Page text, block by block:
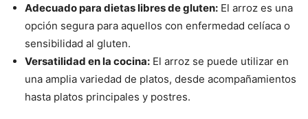
Adecuado para dietas libres de gluten: El arroz es una
opción segura para aquellos con enfermedad celíaca o
sensibilidad al gluten.
Versatilidad en la cocina: El arroz se puede utilizar en
una amplia variedad de platos, desde acompañamientos
hasta platos principales y postres.